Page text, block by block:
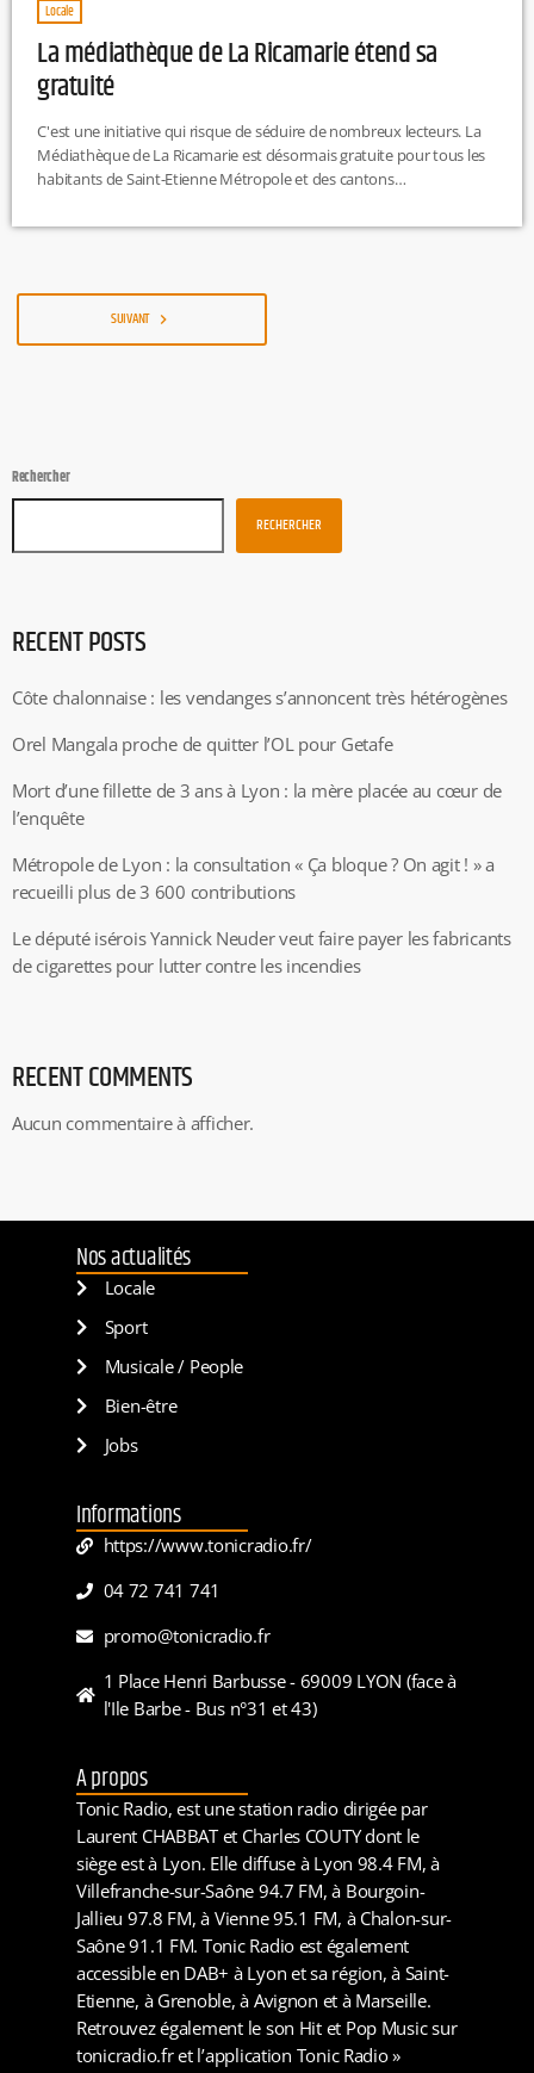
Locale
La médiathèque de La Ricamarie étend sa
gratuité
C'est une initiative qui risque de séduire de nombreux lecteurs. La
Médiathèque de La Ricamarie est désormais gratuite pour tous les
habitants de Saint-Etienne Métropole et des cantons
proposées : expositions, club lecture, ateliers, stages, ....La
18hSecteur enfants : 14h-18hSamedi : 9h-13h
SUIVANT navigate_next
Rechercher
RECHERCHER
RECENT POSTS
Côte chalonnaise : les vendanges s’annoncent très hétérogènes
Orel Mangala proche de quitter l’OL pour Getafe
Mort d’une fillette de 3 ans à Lyon : la mère placée au cœur de
l’enquête
Métropole de Lyon : la consultation « Ça bloque ? On agit ! » a
recueilli plus de 3 600 contributions
Le député isérois Yannick Neuder veut faire payer les fabricants
de cigarettes pour lutter contre les incendies
RECENT COMMENTS
Aucun commentaire à afficher.
Nos actualités
Locale
Sport
Musicale / People
Bien-être
Jobs
Informations
https://www.tonicradio.fr/
04 72 741 741
promo@tonicradio.fr
1 Place Henri Barbusse - 69009 LYON (face à
l'Ile Barbe - Bus n°31 et 43)
A propos
Tonic Radio, est une station radio dirigée par
Laurent CHABBAT et Charles COUTY dont le
siège est à Lyon. Elle diffuse à Lyon 98.4 FM, à
Villefranche-sur-Saône 94.7 FM, à Bourgoin-
Jallieu 97.8 FM, à Vienne 95.1 FM, à Chalon-sur-
Saône 91.1 FM. Tonic Radio est également
accessible en DAB+ à Lyon et sa région, à Saint-
Etienne, à Grenoble, à Avignon et à Marseille.
Retrouvez également le son Hit et Pop Music sur
tonicradio.fr et l’application Tonic Radio »